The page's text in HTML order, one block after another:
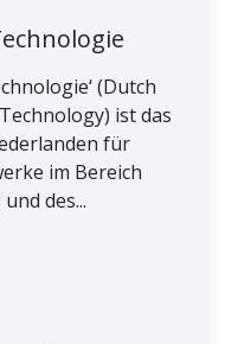
(Dutch
ist das
für
im Bereich
des...